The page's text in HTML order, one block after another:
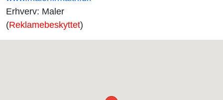
Erhverv: Maler
(Reklamebeskyttet)